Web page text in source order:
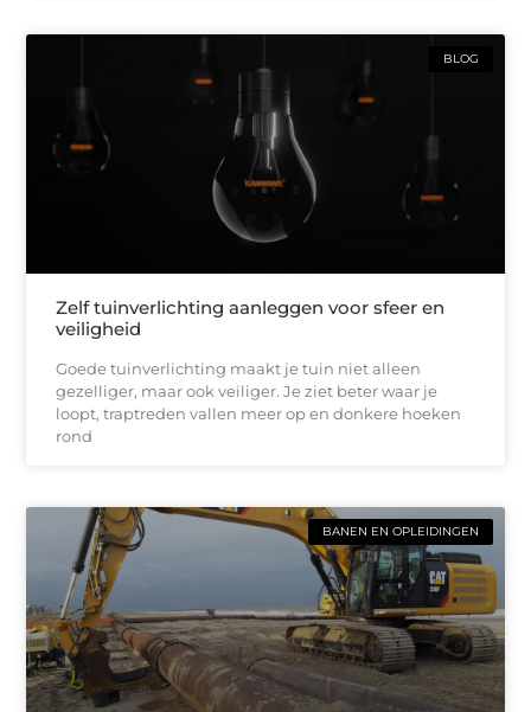
BLOG
Zelf tuinverlichting aanleggen voor sfeer en
veiligheid
Goede tuinverlichting maakt je tuin niet alleen
gezelliger, maar ook veiliger. Je ziet beter waar je
loopt, traptreden vallen meer op en donkere hoeken
rond
BANEN EN OPLEIDINGEN